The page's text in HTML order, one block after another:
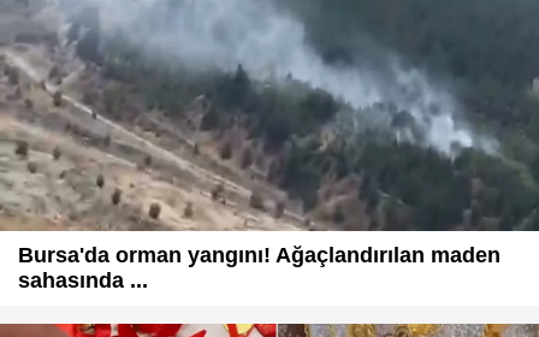
Bursa'da orman yangını! Ağaçlandırılan maden
sahasında ...